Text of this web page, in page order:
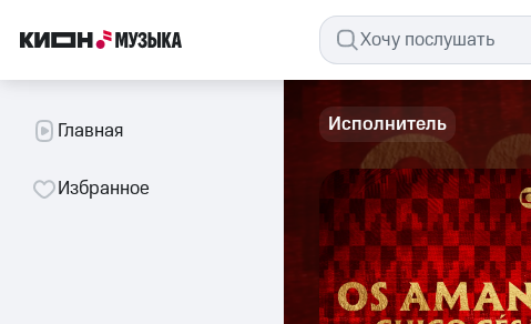
Главная
Избранное
Исполнитель